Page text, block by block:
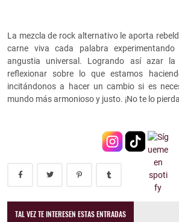
La mezcla de rock alternativo le aporta
carne viva cada palabra
angustia universal. Logrando así azar
reflexionar sobre lo que estamos
incitándonos a hacer un cambio si es
mundo más armonioso y justo. ¡No te lo
TAL VEZ TE INTERESEN ESTAS ENTRADAS